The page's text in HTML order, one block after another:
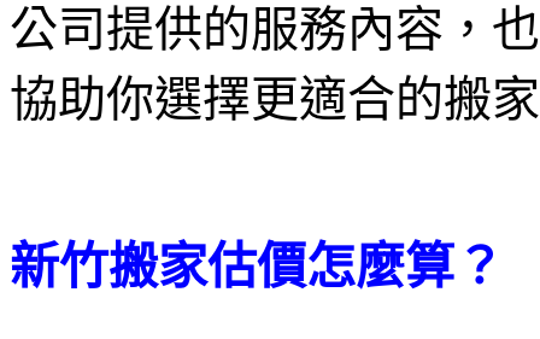
公司提供的服務內容，
協助你選擇更適合的搬
新竹搬家估價怎麼算？